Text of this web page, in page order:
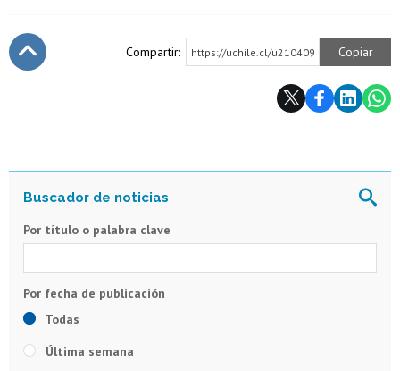
Compartir: https://uchile.cl/u210409 Copiar
Por título o palabra clave
Todas
Última semana